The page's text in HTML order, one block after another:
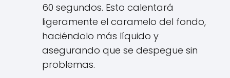
60 segundos. Esto calentará
ligeramente el caramelo del fondo,
haciéndolo más líquido y
asegurando que se despegue sin
problemas.